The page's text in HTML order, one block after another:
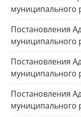
муниципального
Постановления
муниципального
Постановления
муниципального
Постановления
муниципального